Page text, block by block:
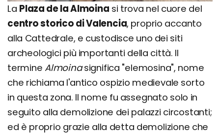
La Plaza de la Almoina si trova nel cuore del
centro storico di Valencia, proprio accanto
alla Cattedrale, e custodisce uno dei siti
archeologici più importanti della città. Il
termine Almoinasignifica "elemosina", nome
che richiama l'antico ospizio medievale sorto
in questa zona. Il nome fu assegnato solo in
seguito alla demolizione dei palazzi circostanti;
ed è proprio grazie alla detta demolizione che